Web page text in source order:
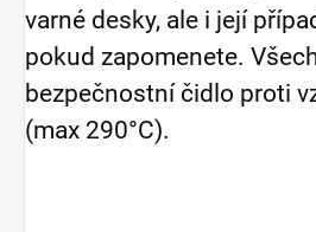
varné desky, ale i její
pokud zapomenete.
bezpečnostní čidlo proti
(max 290°C).